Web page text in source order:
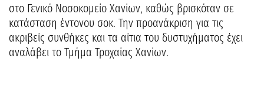
στο Γενικό Νοσοκομείο Χανίων, καθώς βρισκόταν σε
κατάσταση έντονου σοκ. Την προανάκριση για τις
ακριβείς συνθήκες και τα αίτια του δυστυχήματος έχει
αναλάβει το Τμήμα Τροχαίας Χανίων.